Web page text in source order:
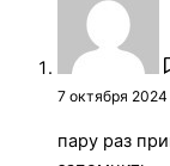
7 октября 2024
пару раз